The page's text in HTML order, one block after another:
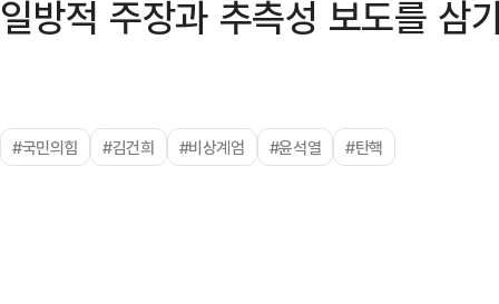
일방적 주장과 추측성 보도를 삼
#국민의힘 #김건희 #비상계엄 #윤석열 #탄핵